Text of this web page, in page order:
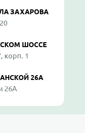
ЗАХАРОВА
ШОССЕ
корп. 1
26А
26А